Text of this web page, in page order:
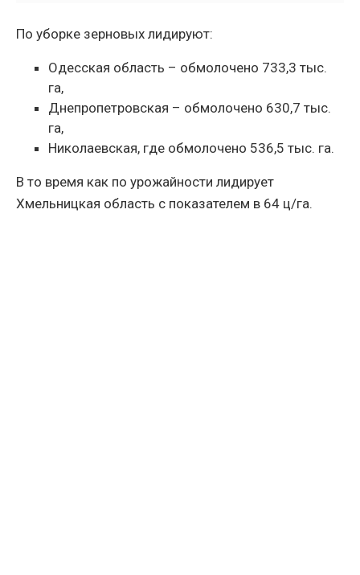
По уборке зерновых лидируют:
Одесская область – обмолочено 733,3 тыс.
га,
Днепропетровская – обмолочено 630,7 тыс.
га,
Николаевская, где обмолочено 536,5 тыс. га.
В то время как по урожайности лидирует
Хмельницкая область с показателем в 64 ц/га.